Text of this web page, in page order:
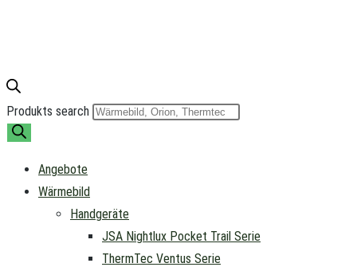
Produkts search
Angebote
Wärmebild
Handgeräte
JSA Nightlux Pocket Trail Serie
ThermTec Ventus Serie